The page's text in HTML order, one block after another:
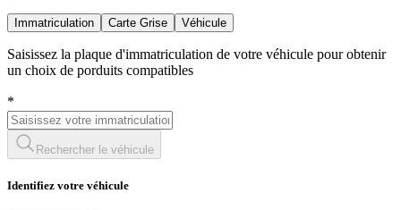
Immatriculation Carte Grise Véhicule
Saisissez la plaque d'immatriculation de votre véhicule pour obtenir
un choix de porduits compatibles
*
Rechercher le véhicule
Identifiez votre véhicule